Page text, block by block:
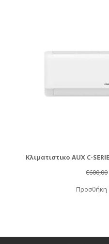
Κλιματιστικο AUX C-
€600,00
Προσθήκη